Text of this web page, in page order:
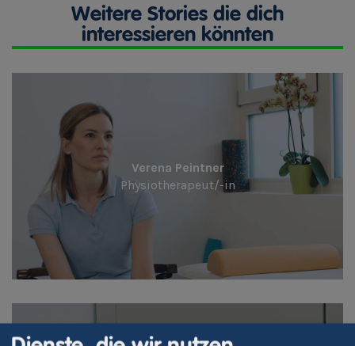
Weitere Stories die dich
interessieren könnten
Verena Peintner
Physiotherapeut/-in